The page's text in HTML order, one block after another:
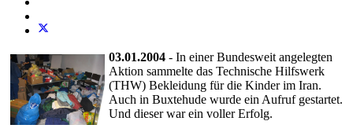
03.01.2004 - In einer Bundesweit angelegten
Aktion sammelte das Technische Hilfswerk
(THW) Bekleidung für die Kinder im Iran.
Auch in Buxtehude wurde ein Aufruf gestartet.
Und dieser war ein voller Erfolg.